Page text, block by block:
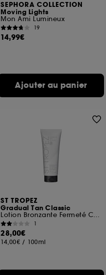
SEPHORA COLLECTION
Moving Lights
Mon Ami Lumineux
19
14,99€
Ajouter au panier
ST TROPEZ
Gradual Tan Classic
Lotion Bronzante Fermeté Corps Light/Medium
1
28,00€
14,00€ / 100ml